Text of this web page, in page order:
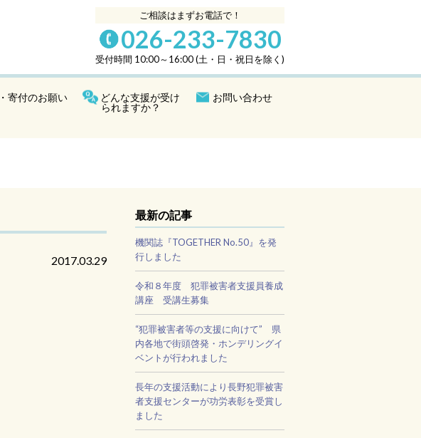
ご相談はまずお電話で！
026-233-7830
受付時間 10:00～16:00 (土・日・祝日を除く)
寄付のお願い
どんな支援が受け
られますか？
お問い合わせ
2017.03.29
最新の記事
機関誌『TOGETHER No.50』を発
行しました
令和８年度 犯罪被害者支援員養成
講座 受講生募集
“犯罪被害者等の支援に向けて” 県
内各地で街頭啓発・ホンデリングイ
ベントが行われました
長年の支援活動により長野犯罪被害
者支援センターが功労表彰を受賞し
ました